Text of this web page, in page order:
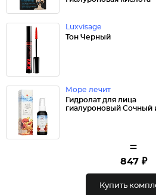
Luxvisage
Тон Черный
Море лечит
Гидролат для лица
гиалуроновый Сочный
=
847 ₽
Купить